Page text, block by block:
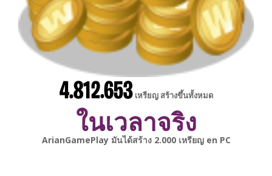
4.812.653 เหรียญ สร้างขึ้นทั้งหมด
ในเวลาจริง
gonsabellaมันได้สร้าง6.000เหรียญ enAndroid